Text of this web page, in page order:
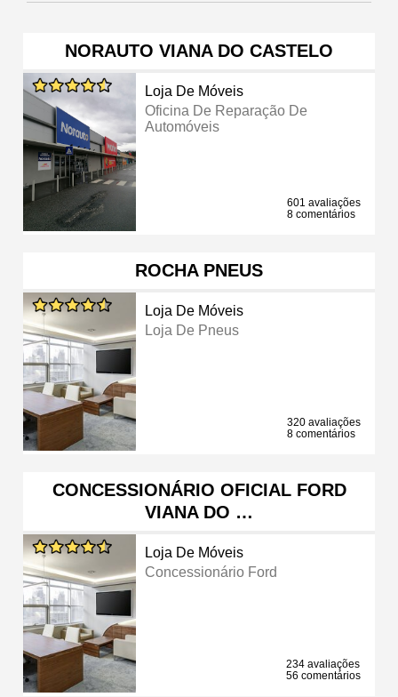
NORAUTO VIANA DO CASTELO
Loja De Móveis
Oficina De Reparação De
Automóveis
601 avaliações
8 comentários
ROCHA PNEUS
Loja De Móveis
Loja De Pneus
320 avaliações
8 comentários
CONCESSIONÁRIO OFICIAL FORD
VIANA DO …
Loja De Móveis
Concessionário Ford
234 avaliações
56 comentários